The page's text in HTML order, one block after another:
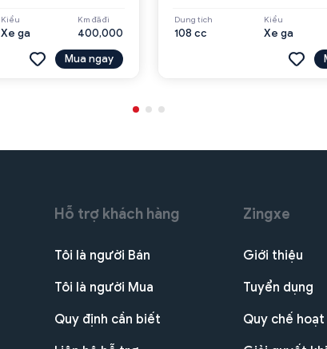
Kiểu
Xe ga
Km đã đi
400,000
Mua ngay
Dung tích
108 cc
Kiểu
Xe ga
Hỗ trợ khách hàng
Tôi là người Bán
Tôi là người Mua
Quy định cần biết
Zingxe
Giới thiệu
Tuyển dụng
Quy chế